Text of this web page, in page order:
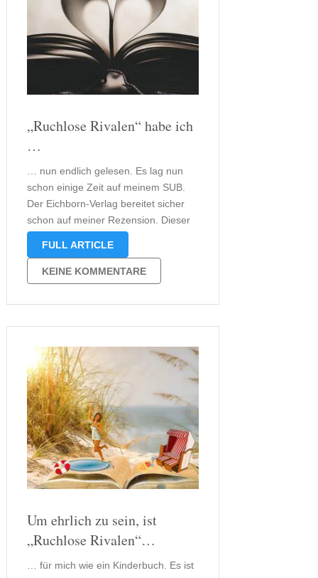
„Ruchlose Rivalen“ habe ich
…
… nun endlich gelesen. Es lag nun
schon einige Zeit auf meinem SUB.
Der Eichborn-Verlag bereitet sicher
schon auf meiner Rezension. Dieser
leicht ich auch gar nicht mehr lange
„Ruchlose Rivalen – Piratenwort wird
nicht gebrochen“ in die Hand nimmt,
der wird schnell …
FULL ARTICLE
KEINE KOMMENTARE
Um ehrlich zu sein, ist
„Ruchlose Rivalen“…
… für mich wie ein Kinderbuch. Es ist